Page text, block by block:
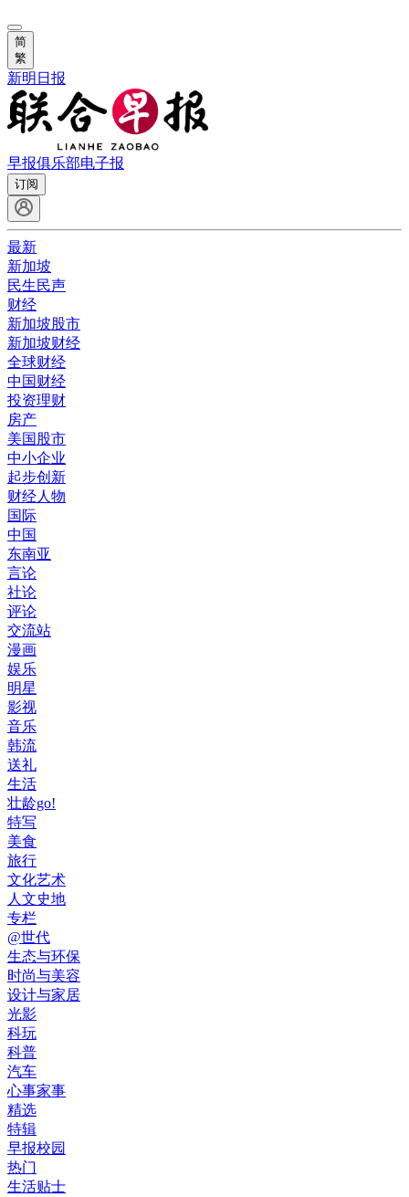
简
繁
新明日报
早报俱乐部电子报
订阅
最新
新加坡
民生民声
财经
新加坡股市
新加坡财经
全球财经
中国财经
投资理财
房产
美国股市
中小企业
起步创新
财经人物
国际
中国
东南亚
言论
社论
评论
交流站
漫画
娱乐
明星
影视
音乐
韩流
送礼
生活
壮龄go!
特写
美食
旅行
文化艺术
人文史地
专栏
@世代
生态与环保
时尚与美容
设计与家居
光影
科玩
科普
汽车
心事家事
精选
特辑
早报校园
热门
生活贴士